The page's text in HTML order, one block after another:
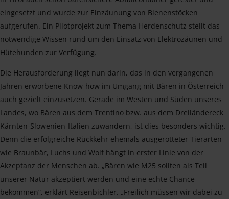
eingesetzt und wurde zur Einzäunung von Bienenstöcken
aufgerufen. Ein Pilotprojekt zum Thema Herdenschutz stellt das
notwendige Wissen rund um den Einsatz von Elektrozäunen und
Hütehunden zur Verfügung.
Die Herausforderung liegt nun darin, das in den vergangenen
Jahren erworbene Know-how im Umgang mit Bären in Österreich
auch gezielt einzusetzen. Gerade im Westen und Süden unseres
Landes, wo Bären aus dem Trentino bzw. aus dem Dreiländereck
Kärnten-Slowenien-Italien zuwandern, ist dies besonders wichtig.
Denn die erfolgreiche Rückkehr ehemals ausgerotteter Tierarten
wie Braunbär, Luchs und Wolf hängt in erster Linie von der
Akzeptanz der Menschen ab. „Bären wie M25 sollten als Teil
unserer Natur akzeptiert werden und eine echte Chance
bekommen“, erklärt Reisenbichler. „Freilich müssen wir dabei zu